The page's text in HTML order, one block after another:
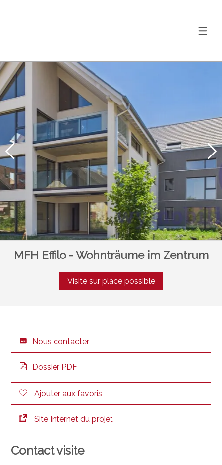
MFH Effilo - Wohnträume im Zentrum
Visite sur place possible
Nous contacter
Dossier PDF
Ajouter aux favoris
Site Internet du projet
Contact visite